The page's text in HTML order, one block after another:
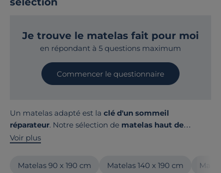
Je trouve le matelas fait pour moi
en répondant à 5 questions maximum
Commencer le questionnaire
Un matelas adapté est la clé d'un sommeil
réparateur. Notre sélection de matelas haut de
gamme français et européens
couchage parfaite, latex d'origine naturelle pour un
Voir plus
Matelas 90 x 190 cm Matelas 140 x 190 cm